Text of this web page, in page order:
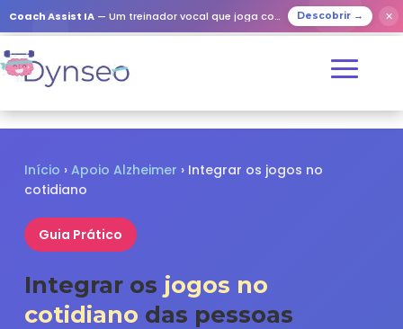
Coach Assist IA — Um treinador vocal que joga com os seus entes queridos Descobrir → ✕
Início › Apoio Alzheimer › Integrar os jogos no
cotidiano
Guia Prático
Integrar os jogos no
cotidiano das pessoas